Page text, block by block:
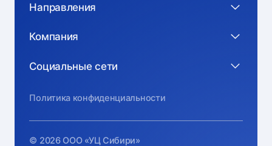
Направления
Компания
Социальные сети
Политика конфиденциальности
© 2026 ООО «УЦ Сибири»